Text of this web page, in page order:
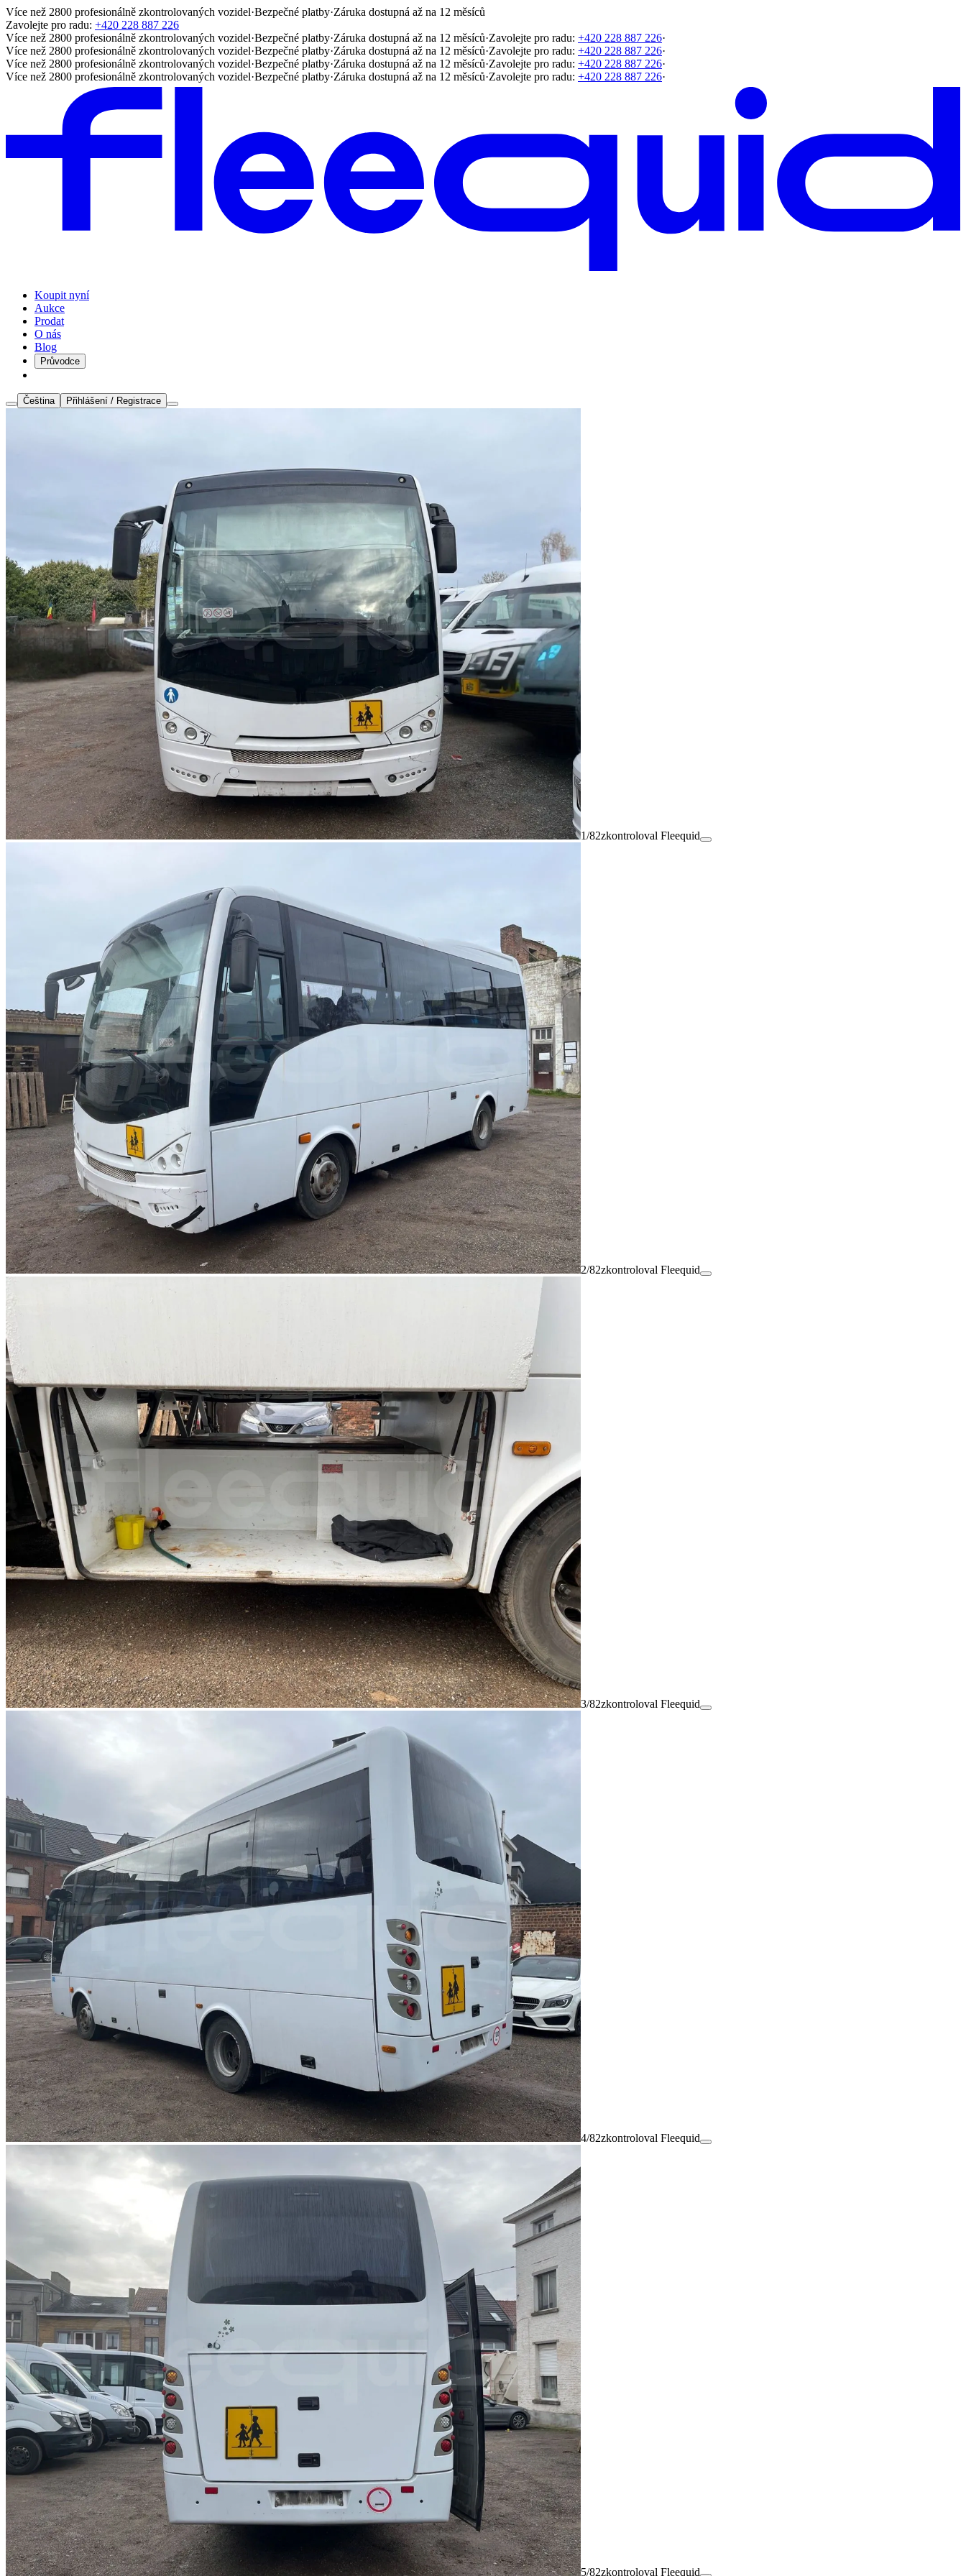
Více než 2800 profesionálně zkontrolovaných vozidel·Bezpečné platby·Záruka dostupná až na 12 měsíců
Zavolejte pro radu: +420 228 887 226
Více než 2800 profesionálně zkontrolovaných vozidel·Bezpečné platby·Záruka dostupná až na 12 měsíců·Zavolejte pro radu: +420 228 887 226·
Více než 2800 profesionálně zkontrolovaných vozidel·Bezpečné platby·Záruka dostupná až na 12 měsíců·Zavolejte pro radu: +420 228 887 226·
Více než 2800 profesionálně zkontrolovaných vozidel·Bezpečné platby·Záruka dostupná až na 12 měsíců·Zavolejte pro radu: +420 228 887 226·
Více než 2800 profesionálně zkontrolovaných vozidel·Bezpečné platby·Záruka dostupná až na 12 měsíců·Zavolejte pro radu: +420 228 887 226·
Koupit nyní
Aukce
Prodat
O nás
Blog
Průvodce
Čeština Přihlášení / Registrace
1/82zkontroloval Fleequid
2/82zkontroloval Fleequid
3/82zkontroloval Fleequid
4/82zkontroloval Fleequid
5/82zkontroloval Fleequid